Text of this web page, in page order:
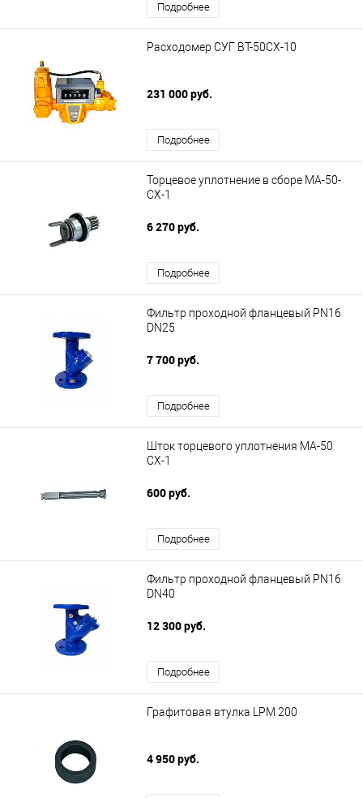
Подробнее
Расходомер СУГ BT-50CX-10
231 000 руб.
Подробнее
Торцевое уплотнение в сборе MA-50-
CX-1
6 270 руб.
Подробнее
Фильтр проходной фланцевый PN16
DN25
7 700 руб.
Подробнее
Шток торцевого уплотнения МА-50
СХ-1
600 руб.
Подробнее
Фильтр проходной фланцевый PN16
DN40
12 300 руб.
Подробнее
Графитовая втулка LPM 200
4 950 руб.